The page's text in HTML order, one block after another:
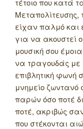
είχαν παλμό και
για να ακουστεί
μουσική σου
να τραγουδάς με
επιβλητική φωνή
μνημείο ζωντανό
παρών όσο ποτέ
ποτέ, ακριβώς
που στέκονται